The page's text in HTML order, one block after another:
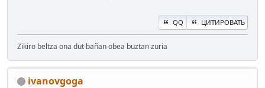
QQ ЦИТИРОВАТЬ
Zikiro beltza ona dut bañan obea buztan zuria
ivanovgoga